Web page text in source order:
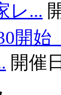
レ...
開
開催